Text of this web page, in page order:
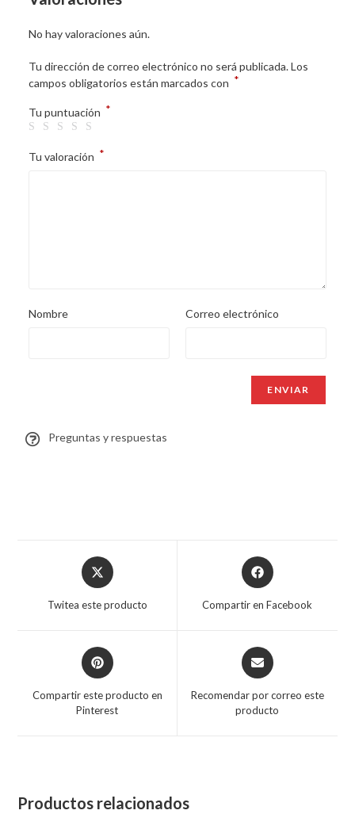
No hay valoraciones aún.
Tu dirección de correo electrónico no será publicada. Los
campos obligatorios están marcados con *
Tu puntuación *
Tu valoración *
Nombre Correo electrónico
Preguntas y respuestas
Twitea este producto Compartir en Facebook
Compartir este producto en
Pinterest
Recomendar por correo este
producto
Productos relacionados